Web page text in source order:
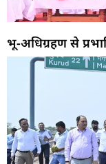
भू-अधिग्रहण से